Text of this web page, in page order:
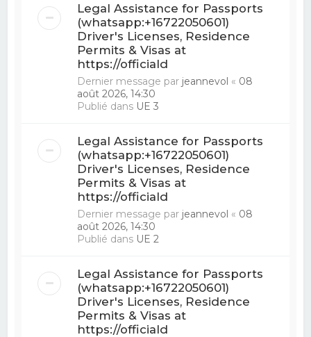
Legal Assistance for Passports
(whatsapp:+16722050601)
Driver's Licenses, Residence
Permits & Visas at
https://officiald
Dernier message par jeannevol « 08
août 2026, 14:30
Publié dans UE 3
Legal Assistance for Passports
(whatsapp:+16722050601)
Driver's Licenses, Residence
Permits & Visas at
https://officiald
Dernier message par jeannevol « 08
août 2026, 14:30
Publié dans UE 2
Legal Assistance for Passports
(whatsapp:+16722050601)
Driver's Licenses, Residence
Permits & Visas at
https://officiald